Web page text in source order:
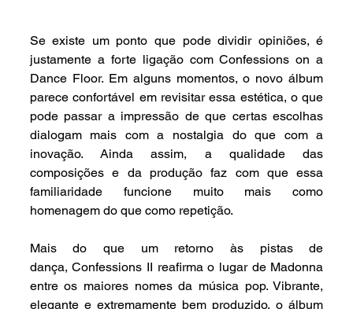
Se existe um ponto que pode dividir opiniões, é
justamente a forte ligação com Confessions on a
Dance Floor. Em alguns momentos, o novo álbum
parece confortável em revisitar essa estética, o que
pode passar a impressão de que certas escolhas
dialogam mais com a nostalgia do que com a
inovação. Ainda assim, a qualidade das
composições e da produção faz com que essa
familiaridade funcione muito mais como
homenagem do que como repetição.
Mais do que um retorno às pistas de
dança, Confessions II reafirma o lugar de Madonna
entre os maiores nomes da música pop. Vibrante,
elegante e extremamente bem produzido, o álbum